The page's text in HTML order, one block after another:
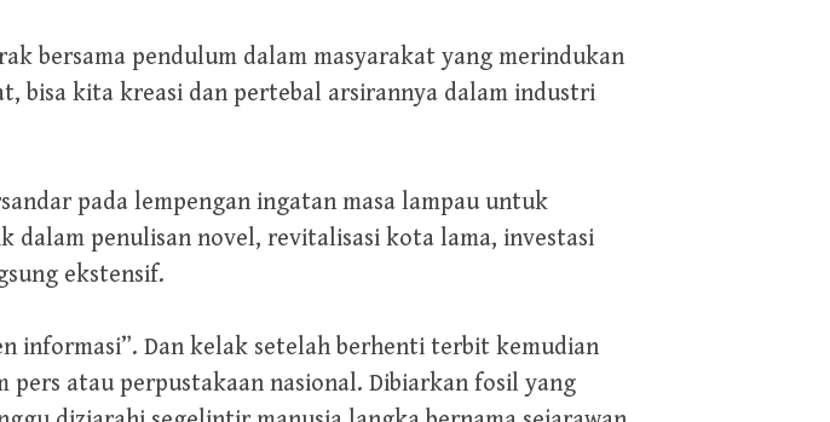
bersama pendulum dalam masyarakat yang merindukan
bisa kita kreasi dan pertebal arsirannya dalam industri
pada lempengan ingatan masa lampau untuk
penulisan novel, revitalisasi kota lama, investasi
ekstensif.
informasi”. Dan kelak setelah berhenti terbit kemudian
pers atau perpustakaan nasional. Dibiarkan fosil yang